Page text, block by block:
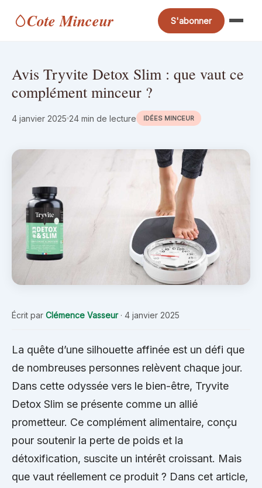
Cote Minceur S'abonner
Avis Tryvite Detox Slim : que vaut ce
complément minceur ?
4 janvier 2025 24 min de lecture IDÉES MINCEUR
Écrit par Clémence Vasseur· 4 janvier 2025
La quête d’une silhouette affinée est un défi que
de nombreuses personnes relèvent chaque jour.
Dans cette odyssée vers le bien-être, Tryvite
Detox Slim se présente comme un allié
prometteur. Ce complément alimentaire, conçu
pour soutenir la perte de poids et la
détoxification, suscite un intérêt croissant. Mais
que vaut réellement ce produit ? Dans cet article,